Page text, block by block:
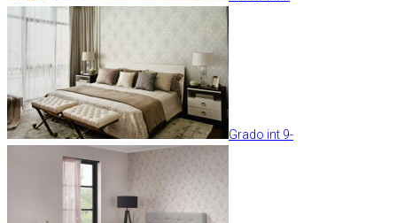
Grado int 9-